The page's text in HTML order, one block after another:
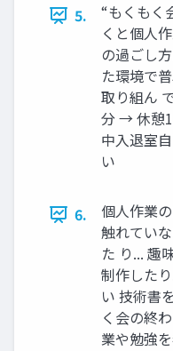
5.
“もくもく
くと個人
の過ごし
た環境で
取り組ん
分 → 休憩
中入退室
い
6.
個人作業
触れてい
た り... 趣
制作した
い 技術書
く会の終
業や勉強